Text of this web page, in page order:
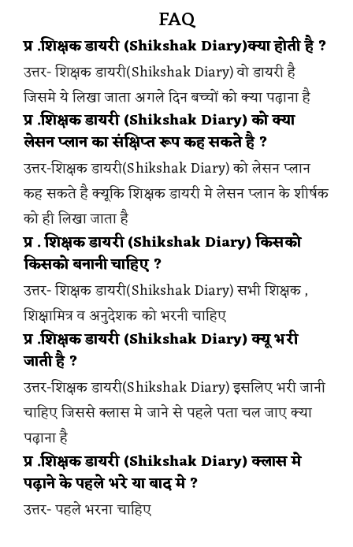
FAQ
प्र .शिक्षक डायरी (Shikshak Diary)क्या होती है ?
उत्तर- शिक्षक डायरी(Shikshak Diary) वो डायरी है
जिसमे ये लिखा जाता अगले दिन बच्चों को क्या पढ़ाना है
प्र .शिक्षक डायरी (Shikshak Diary) को क्या
लेसन प्लान का संक्षिप्त रूप कह सकते है ?
उत्तर-शिक्षक डायरी(Shikshak Diary) को लेसन प्लान
कह सकते है क्यूकि शिक्षक डायरी मे लेसन प्लान के शीर्षक
को ही लिखा जाता है
प्र . शिक्षक डायरी (Shikshak Diary) किसको
किसको बनानी चाहिए ?
उत्तर- शिक्षक डायरी(Shikshak Diary) सभी शिक्षक ,
शिक्षामित्र व अनुदेशक को भरनी चाहिए
प्र .शिक्षक डायरी (Shikshak Diary) क्यू भरी
जाती है ?
उत्तर-शिक्षक डायरी(Shikshak Diary) इसलिए भरी जानी
चाहिए जिससे क्लास मे जाने से पहले पता चल जाए क्या
पढ़ाना है
प्र .शिक्षक डायरी (Shikshak Diary) क्लास मे
पढ़ाने के पहले भरे या बाद मे ?
उत्तर- पहले भरना चाहिए